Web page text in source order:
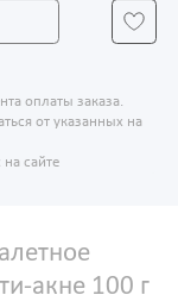
оплаты заказа.
от указанных на
сайте
акне 100 г